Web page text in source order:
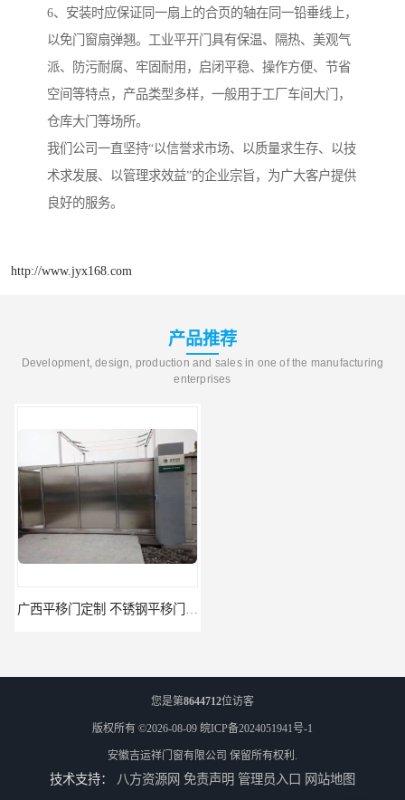
6、安装时应保证同一扇上的合页的轴在同一铅垂线上，
以免门窗扇弹翘。工业平开门具有保温、隔热、美观气
派、防污耐腐、牢固耐用，启闭平稳、操作方便、节省
空间等特点，产品类型多样，一般用于工厂车间大门，
仓库大门等场所。
我们公司一直坚持“以信誉求市场、以质量求生存、以技
术求发展、以管理求效益”的企业宗旨，为广大客户提供
良好的服务。
http://www.jyx168.com
产品推荐
Development, design, production and sales in one of the manufacturing
enterprises
您是第8644712位访客
版权所有 ©2026-08-09 皖ICP备2024051941号-1
安徽吉运祥门窗有限公司 保留所有权利.
技术支持： 八方资源网 免责声明 管理员入口 网站地图